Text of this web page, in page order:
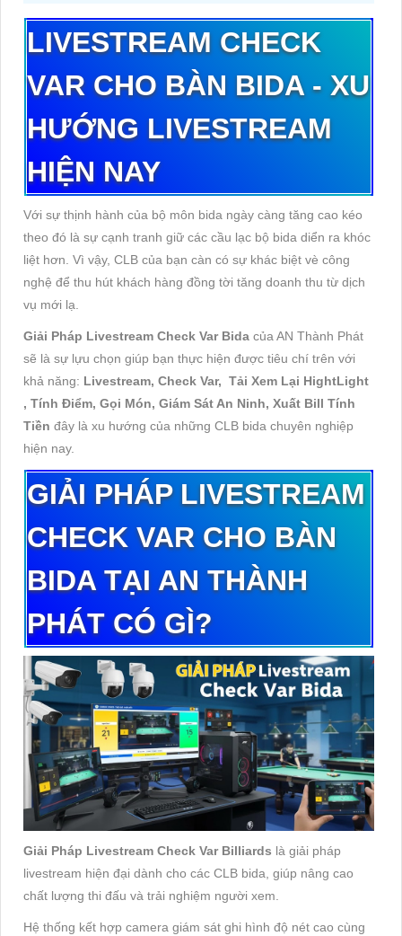
LIVESTREAM CHECK
VAR CHO BÀN BIDA- XU
HƯỚNG LIVESTREAM
HIỆN NAY
Với sự thịnh hành của bộ môn bida ngày càng tăng cao kéo
theo đó là sự cạnh tranh giữ các cầu lạc bộ bida diển ra khóc
liệt hơn. Vì vậy, CLB của bạn càn có sự khác biệt vè công
nghệ để thu hút khách hàng đồng tời tăng doanh thu từ dịch
vụ mới lạ.
Giải Pháp Livestream Check Var Bida của AN Thành Phát
sẽ là sự lựu chọn giúp bạn thực hiện được tiêu chí trên với
khả năng: Livestream, Check Var, Tải Xem Lại HightLight
, Tính Điểm, Gọi Món, Giám Sát An Ninh, Xuất Bill Tính
Tiền đây là xu hướng của những CLB bida chuyên nghiệp
hiện nay.
GIẢI PHÁP LIVESTREAM
CHECK VAR CHO BÀN
BIDA TẠI AN THÀNH
PHÁT CÓGÌ?
Giải Pháp Livestream Check Var Billiards là giải pháp
livestream hiện đại dành cho các CLB bida, giúp nâng cao
chất lượng thi đấu và trải nghiệm người xem.
Hệ thống kết hợp camera giám sát ghi hình độ nét cao cùng